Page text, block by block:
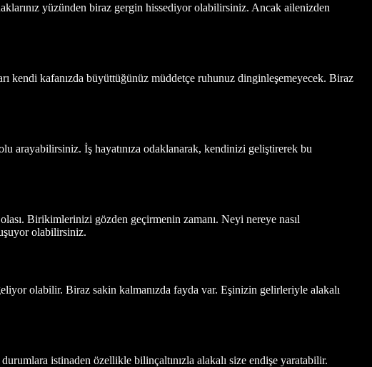
yüzünden biraz gergin hissediyor olabilirsiniz. Ancak ailenizden
kendi kafanızda büyüttüğünüz müddetçe ruhunuz dinginleşemeyecek. Biraz
arayabilirsiniz. İş hayatınıza odaklanarak, kendinizi geliştirerek bu
Birikimlerinizi gözden geçirmenin zamanı. Neyi nereye nasıl
olabilirsiniz.
olabilir. Biraz sakin kalmanızda fayda var. Eşinizin gelirleriyle alakalı
istinaden özellikle bilinçaltınızla alakalı size endişe yaratabilir.